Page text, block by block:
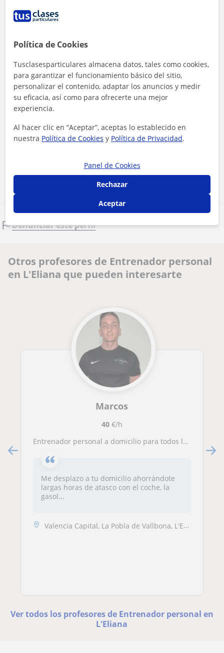
Al hacer clic, aceptas nuestroaviso legaly deprivacidad
Contactar ahora
Denunciar este perfil
Otros profesores de Entrenador personal
en L'Eliana que pueden interesarte
Marcos
40€/h
Entrenador personal a domicilio para todos los niveles
Me desplazo a tu domicilio ahorrándote
largas horas de atasco con el coche, la
gasol...
Valencia Capital, La Pobla de Vallbona, L'Eliana, Riba-Roja de Túria, ...
Ver todos los profesores de Entrenador personal en
L'Eliana
Política de Cookies
Tusclasesparticulares almacena datos, tales como cookies,
para garantizar el funcionamiento básico del sitio,
personalizar el contenido, adaptar los anuncios y medir
su eficacia, así como para ofrecerte una mejor
experiencia.
Al hacer clic en “Aceptar”, aceptas lo establecido en
nuestra Política de Cookies y Política de Privacidad.
Panel de Cookies
Rechazar
Aceptar